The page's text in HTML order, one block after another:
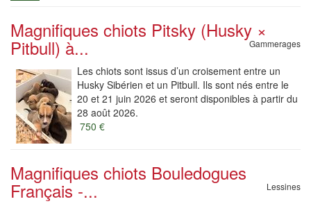
Magnifiques chiots Pitsky (Husky ×
Pitbull) à... Gammerages
Les chiots sont issus d’un croisement entre un
Husky Sibérien et un Pitbull. Ils sont nés entre le
20 et 21 juin 2026 et seront disponibles à partir du
28 août 2026.
750 €
Magnifiques chiots Bouledogues
Français -... Lessines